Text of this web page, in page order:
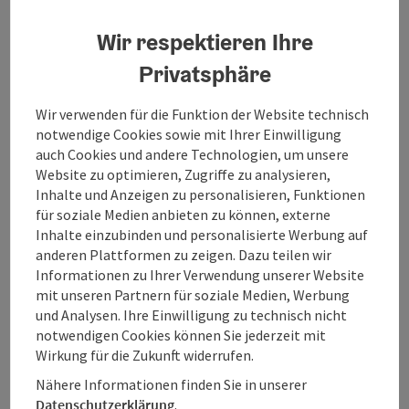
Beitrag merken: Holzknechtmuseum
Holzknechtmuseum
Das Holzknechtmuseum in Bad Goisern am Hallstättersee
zeigt seinen Besuchern in der alten Holzknechtstube
nicht nur wie die Holzknechte zur damaligen Zeit gelebt,
gearbeitet und gewohnt hatten, es bringt auch die
enorme Bedeutung des Rohstoffes Holz für das
Salzkammergut nahe.
Bad Goisern am Hallstättersee
Öffnungszeiten
Wir respektieren Ihre
Privatsphäre
Wir verwenden für die Funktion der Website technisch
notwendige Cookies sowie mit Ihrer Einwilligung
auch Cookies und andere Technologien, um unsere
Website zu optimieren, Zugriffe zu analysieren,
Inhalte und Anzeigen zu personalisieren, Funktionen
für soziale Medien anbieten zu können, externe
Inhalte einzubinden und personalisierte Werbung auf
anderen Plattformen zu zeigen. Dazu teilen wir
Informationen zu Ihrer Verwendung unserer Website
mit unseren Partnern für soziale Medien, Werbung
und Analysen. Ihre Einwilligung zu technisch nicht
notwendigen Cookies können Sie jederzeit mit
Wirkung für die Zukunft widerrufen.
Nähere Informationen finden Sie in unserer
Datenschutzerklärung.